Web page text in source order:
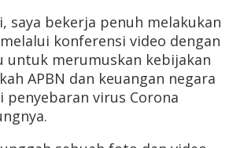
saya bekerja penuh melakukan
konferensi video dengan
untuk merumuskan kebijakan
APBN dan keuangan negara
penyebaran virus Corona